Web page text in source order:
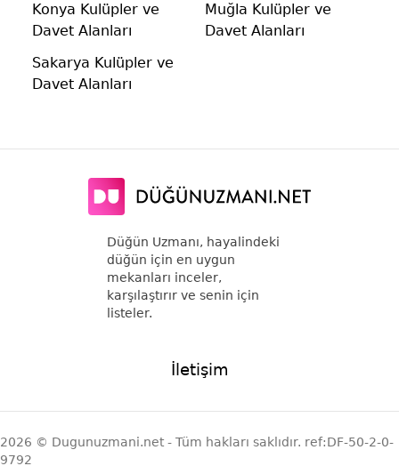
Konya Kulüpler ve
Davet Alanları
Muğla Kulüpler ve
Davet Alanları
Sakarya Kulüpler ve
Davet Alanları
Düğün Uzmanı, hayalindeki
düğün için en uygun
mekanları inceler,
karşılaştırır ve senin için
listeler.
İletişim
2026 © Dugunuzmani.net - Tüm hakları saklıdır. ref:DF-50-2-0-
9792